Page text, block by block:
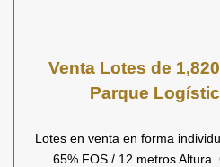
Venta Lotes de
Parque
Lotes en venta en forma
65% FOS / 12 metros